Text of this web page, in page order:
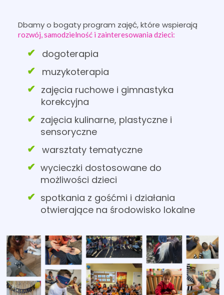
Dbamy o bogaty program zajęć, które wspierają
rozwój, samodzielność i zainteresowania dzieci:
dogoterapia
muzykoterapia
zajęcia ruchowe i gimnastyka
korekcyjna
zajęcia kulinarne, plastyczne i
sensoryczne
warsztaty tematyczne
wycieczki dostosowane do
możliwości dzieci
spotkania z gośćmi i działania
otwierające na środowisko lokalne